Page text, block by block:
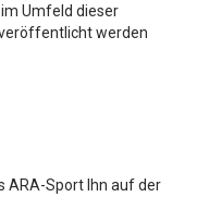
Umfeld dieser
werden
ARA-Sport Ihn auf der